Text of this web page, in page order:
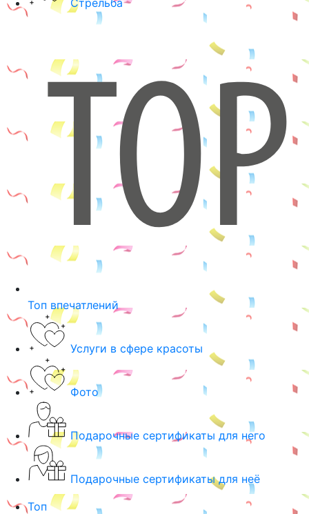
Стрельба
Топ впечатлений
Услуги в сфере красоты
Фото
Подарочные сертификаты для него
Подарочные сертификаты для неё
Топ